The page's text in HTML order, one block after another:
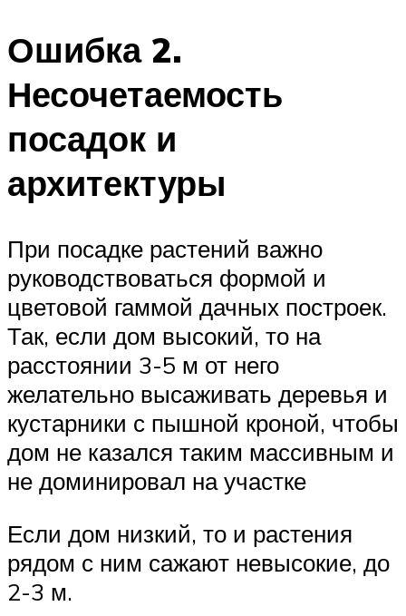
Ошибка 2.
Несочетаемость
посадок и
архитектуры
При посадке растений важно
руководствоваться формой и
цветовой гаммой дачных построек.
Так, если дом высокий, то на
расстоянии 3-5 м от него
желательно высаживать деревья и
кустарники с пышной кроной, чтобы
дом не казался таким массивным и
не доминировал на участке
Если дом низкий, то и растения
рядом с ним сажают невысокие, до
2-3 м.